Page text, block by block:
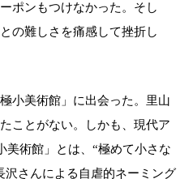
ポンもつけなかった。そし
の難しさを痛感して挫折し
小美術館」に出会った。里山
ことがない。しかも、現代ア
美術館」とは、“極めて小さな
沢さんによる自虐的ネーミング